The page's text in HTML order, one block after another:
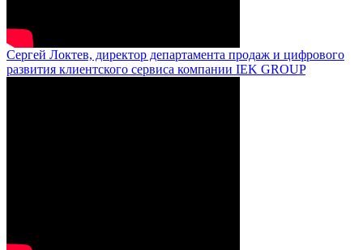
Сергей Локтев, директор департамента продаж и цифрового
развития клиентского сервиса компании IEK GROUP